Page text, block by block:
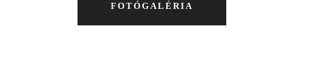
FOTÓGALÉRIA